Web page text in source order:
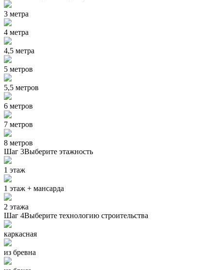
3 метра
4 метра
4,5 метра
5 метров
5,5 метров
6 метров
7 метров
8 метров
Шаг 3Выберите этажность
1 этаж
1 этаж + мансарда
2 этажа
Шаг 4Выберите технологию строительства
каркасная
из бревна